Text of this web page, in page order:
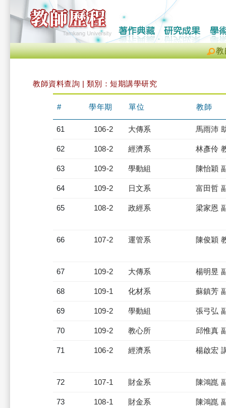
教
教師資料查詢 | 類別：短期講學研究
# 學年期 單位 教師
61 106-2 大傳系 馬雨沛
62 108-2 經濟系 林彥伶
63 109-2 學動組 陳怡穎
64 109-2 日文系 富田哲
65 108-2 政經系 梁家恩
66 107-2 運管系 陳俊穎
67 109-2 大傳系 楊明昱
68 109-1 化材系 蘇鎮芳
69 109-2 學動組 張弓弘
70 109-2 教心所 邱惟真
71 106-2 經濟系 楊啟宏
72 107-1 財金系 陳鴻崑
73 108-1 財金系 陳鴻崑